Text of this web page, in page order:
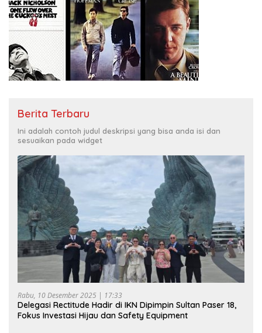
Berita Terbaru
Ini adalah contoh judul deskripsi yang bisa anda isi dan
sesuaikan pada widget
Rabu, 10 Desember 2025 | 17:33
Delegasi Rectitude Hadir di IKN Dipimpin Sultan Paser 18,
Fokus Investasi Hijau dan Safety Equipment